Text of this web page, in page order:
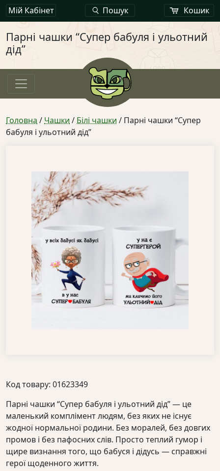
Мій Кабінет Пошук Кошик
Парні чашки “Супер бабуля і ульотний
дід”
Головна / Чашки / Білі чашки / Парні чашки “Супер
бабуля і ульотний дід”
Код товару: 01623349
Парні чашки “Супер бабуля і ульотний дід” — це
маленький комплімент людям, без яких не існує
жодної нормальної родини. Без моралей, без довгих
промов і без пафосних слів. Просто теплий гумор і
щире визнання того, що бабуся і дідусь — справжні
герої щоденного життя.